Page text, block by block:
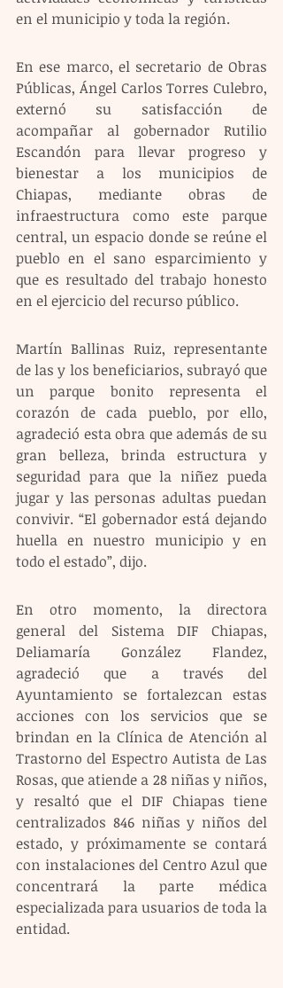
en el municipio y toda la región.
En ese marco, el secretario de Obras
Públicas, Ángel Carlos Torres Culebro,
externó su satisfacción de
acompañar al gobernador Rutilio
Escandón para llevar progreso y
bienestar a los municipios de
Chiapas, mediante obras de
infraestructura como este parque
central, un espacio donde se reúne el
pueblo en el sano esparcimiento y
que es resultado del trabajo honesto
en el ejercicio del recurso público.
Martín Ballinas Ruiz, representante
de las y los beneficiarios, subrayó que
un parque bonito representa el
corazón de cada pueblo, por ello,
agradeció esta obra que además de su
gran belleza, brinda estructura y
seguridad para que la niñez pueda
jugar y las personas adultas puedan
convivir. “El gobernador está dejando
huella en nuestro municipio y en
todo el estado”, dijo.
En otro momento, la directora
general del Sistema DIF Chiapas,
Deliamaría González Flandez,
agradeció que a través del
Ayuntamiento se fortalezcan estas
acciones con los servicios que se
brindan en la Clínica de Atención al
Trastorno del Espectro Autista de Las
Rosas, que atiende a 28 niñas y niños,
y resaltó que el DIF Chiapas tiene
centralizados 846 niñas y niños del
estado, y próximamente se contará
con instalaciones del Centro Azul que
concentrará la parte médica
especializada para usuarios de toda la
entidad.